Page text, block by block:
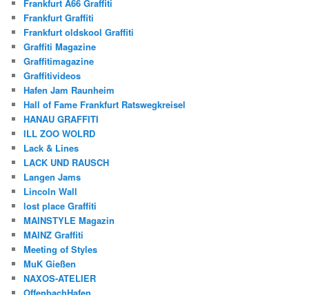
Frankfurt A66 Graffiti
Frankfurt Graffiti
Frankfurt oldskool Graffiti
Graffiti Magazine
Graffitimagazine
Graffitivideos
Hafen Jam Raunheim
Hall of Fame Frankfurt Ratswegkreisel
HANAU GRAFFITI
ILL ZOO WOLRD
Lack & Lines
LACK UND RAUSCH
Langen Jams
Lincoln Wall
lost place Graffiti
MAINSTYLE Magazin
MAINZ Graffiti
Meeting of Styles
MuK Gießen
NAXOS-ATELIER